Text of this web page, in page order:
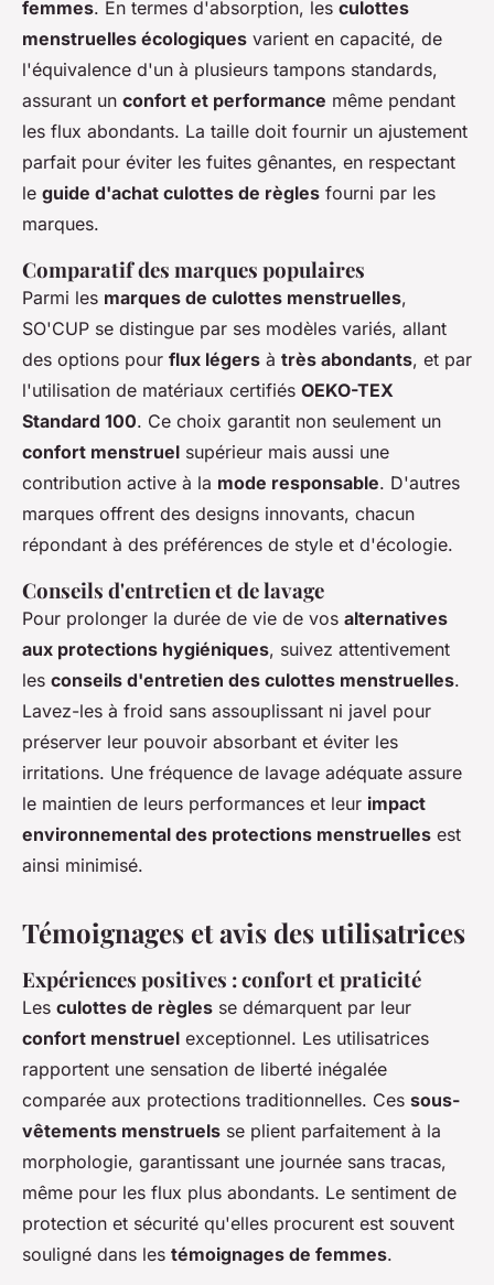
femmes. En termes d'absorption, les culottes
menstruelles écologiques varient en capacité, de
l'équivalence d'un à plusieurs tampons standards,
assurant un confort et performance même pendant
les flux abondants. La taille doit fournir un ajustement
parfait pour éviter les fuites gênantes, en respectant
le guide d'achat culottes de règles fourni par les
marques.
Comparatif des marques populaires
Parmi les marques de culottes menstruelles,
SO'CUP se distingue par ses modèles variés, allant
des options pour flux légers à très abondants, et par
l'utilisation de matériaux certifiés OEKO-TEX
Standard 100. Ce choix garantit non seulement un
confort menstruel supérieur mais aussi une
contribution active à la mode responsable. D'autres
marques offrent des designs innovants, chacun
répondant à des préférences de style et d'écologie.
Conseils d'entretien et de lavage
Pour prolonger la durée de vie de vos alternatives
aux protections hygiéniques, suivez attentivement
les conseils d'entretien des culottes menstruelles.
Lavez-les à froid sans assouplissant ni javel pour
préserver leur pouvoir absorbant et éviter les
irritations. Une fréquence de lavage adéquate assure
le maintien de leurs performances et leur impact
environnemental des protections menstruelles est
ainsi minimisé.
Témoignages et avis des utilisatrices
Expériences positives : confort et praticité
Les culottes de règles se démarquent par leur
confort menstruel exceptionnel. Les utilisatrices
rapportent une sensation de liberté inégalée
comparée aux protections traditionnelles. Ces sous-
vêtements menstruels se plient parfaitement à la
morphologie, garantissant une journée sans tracas,
même pour les flux plus abondants. Le sentiment de
protection et sécurité qu'elles procurent est souvent
souligné dans les témoignages de femmes.